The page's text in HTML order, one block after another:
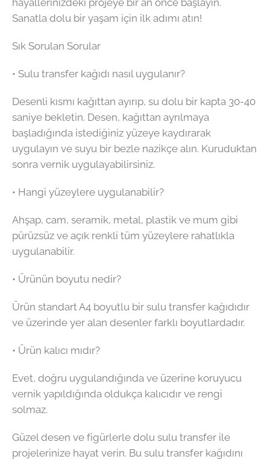
hayallerinizdeki projeye bir an önce başlayın.
Sanatla dolu bir yaşam için ilk adımı atın!
Sık Sorulan Sorular
• Sulu transfer kağıdı nasıl uygulanır?
Desenli kısmı kağıttan ayırıp, su dolu bir kapta 30-40
saniye bekletin. Desen, kağıttan ayrılmaya
başladığında istediğiniz yüzeye kaydırarak
uygulayın ve suyu bir bezle nazikçe alın. Kuruduktan
sonra vernik uygulayabilirsiniz.
• Hangi yüzeylere uygulanabilir?
Ahşap, cam, seramik, metal, plastik ve mum gibi
pürüzsüz ve açık renkli tüm yüzeylere rahatlıkla
uygulanabilir.
• Ürünün boyutu nedir?
Ürün standart A4 boyutlu bir sulu transfer kağıdıdır
ve üzerinde yer alan desenler farklı boyutlardadır.
• Ürün kalıcı mıdır?
Evet, doğru uygulandığında ve üzerine koruyucu
vernik yapıldığında oldukça kalıcıdır ve rengi
solmaz.
Güzel desen ve figürlerle dolu sulu transfer ile
projelerinize hayat verin. Bu sulu transfer kağıdını